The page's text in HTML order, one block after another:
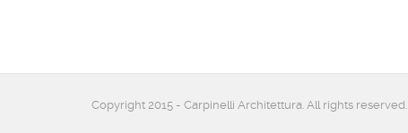
Copyright 2015 - Carpinelli Architettura. All rights reserved.